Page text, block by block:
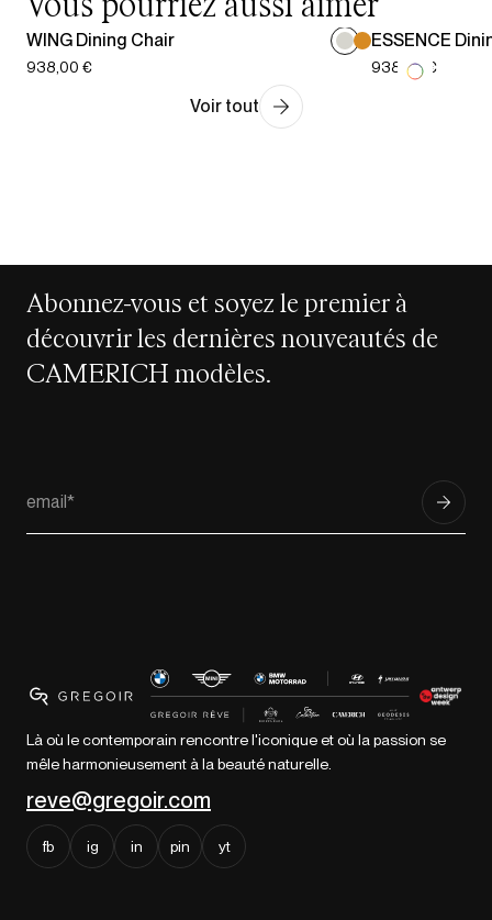
Vous pourriez aussi aimer
WING Dining Chair
938,00 €
ESSENCE
938,00 €
Voir tout
Abonnez-vous et soyez le premier à
découvrir les dernières nouveautés de
CAMERICH modèles.
Là où le contemporain rencontre l'iconique et où la passion se
mêle harmonieusement à la beauté naturelle.
reve@gregoir.com
fb ig in pin yt